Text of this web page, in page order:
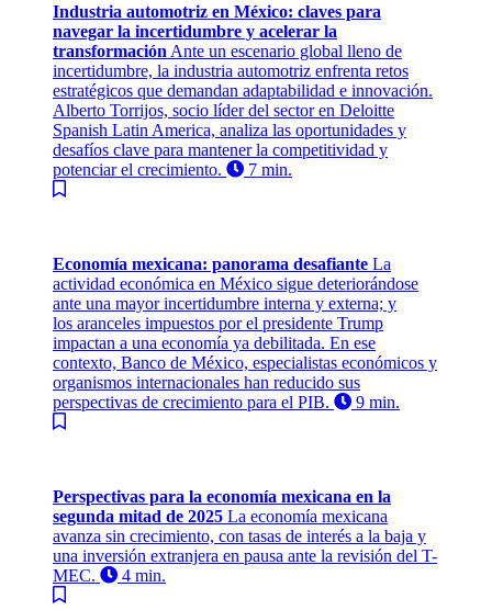
Industria automotriz en México: claves para
navegar la incertidumbre y acelerar la
transformación Ante un escenario global lleno de
incertidumbre, la industria automotriz enfrenta retos
estratégicos que demandan adaptabilidad e innovación.
Alberto Torrijos, socio líder del sector en Deloitte
Spanish Latin America, analiza las oportunidades y
desafíos clave para mantener la competitividad y
potenciar el crecimiento.
7 min.
Economía mexicana: panorama desafiante La
actividad económica en México sigue deteriorándose
ante una mayor incertidumbre interna y externa; y
los aranceles impuestos por el presidente Trump
impactan a una economía ya debilitada. En ese
contexto, Banco de México, especialistas económicos y
organismos internacionales han reducido sus
perspectivas de crecimiento para el PIB.
9 min.
Perspectivas para la economía mexicana en la
segunda mitad de 2025 La economía mexicana
avanza sin crecimiento, con tasas de interés a la baja y
una inversión extranjera en pausa ante la revisión del T-
MEC.
4 min.